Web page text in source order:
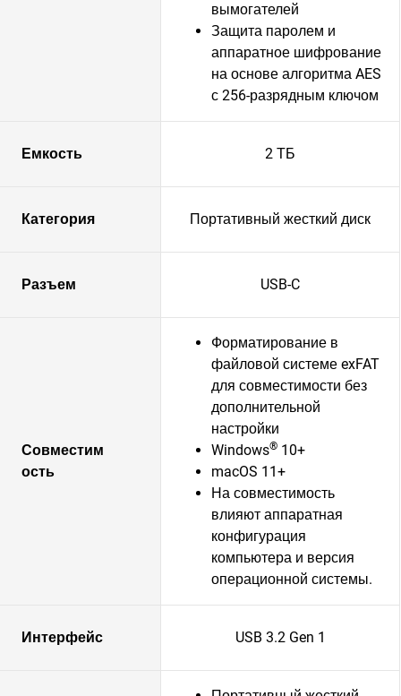
вымогателей
Защита паролем и
аппаратное шифрование
на основе алгоритма AES
с 256-разрядным ключом
Емкость 2 ТБ
Категория Портативный жесткий диск
Разъем USB-C
Совместим
ость
Форматирование в
файловой системе exFAT
для совместимости без
дополнительной
настройки
Windows® 10+
macOS 11+
На совместимость
влияют аппаратная
конфигурация
компьютера и версия
операционной системы.
Интерфейс USB 3.2 Gen 1